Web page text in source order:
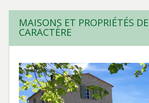
MAISONS ET PROPRIÉTÉS DE
CARACTÈRE